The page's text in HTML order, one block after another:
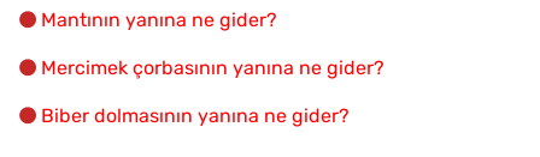
Mantının yanına ne gider?
Mercimek çorbasının yanına ne gider?
Biber dolmasının yanına ne gider?